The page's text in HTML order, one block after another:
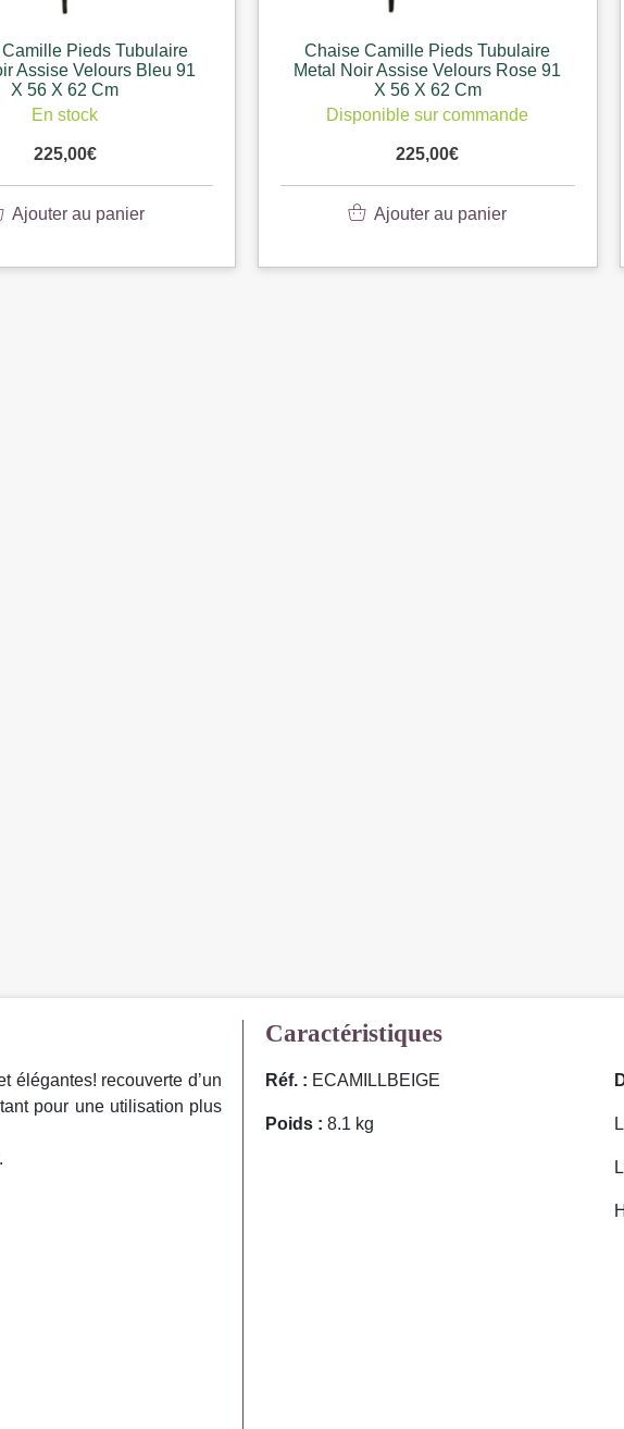
Pieds Tubulaire
Assise Velours Bleu 91
X 56 X 62 Cm
En stock
225,00€
Ajouter au panier
Chaise Camille Pieds Tubulaire
Metal Noir Assise Velours Rose 91
X 56 X 62 Cm
Disponible sur commande
225,00€
Ajouter au panier
élégantes! recouverte d’un
pour une utilisation plus
Caractéristiques
Réf. : ECAMILLBEIGE
Poids : 8.1 kg